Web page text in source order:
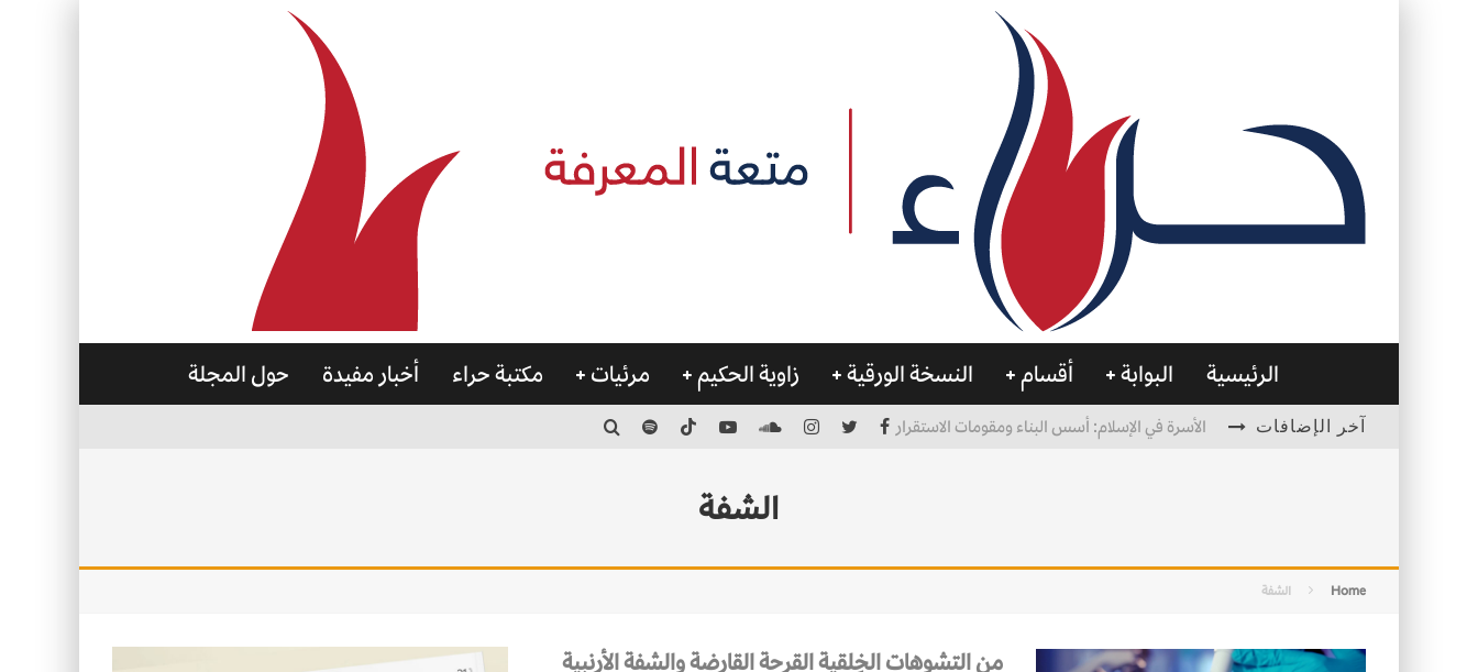
الرئيسية البوابة أقسام النسخة الورقية زاوية الحكيم مرئيات مكتبة حراء أخبار مفيدة حول المجلة
آخر الإضافات الأسرة في الإسلام: أسس البناء ومقومات الاستقرار
الشفة
Home الشفة
من التشوهات الخِلقية القرحة القارضة والشفة الأرنبية